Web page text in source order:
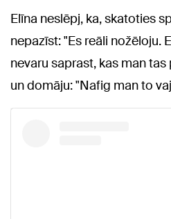
Elīna neslēpj, ka, skatoties
nepazīst: "Es reāli nožēloju.
nevaru saprast, kas man
un domāju: "Nafig man to